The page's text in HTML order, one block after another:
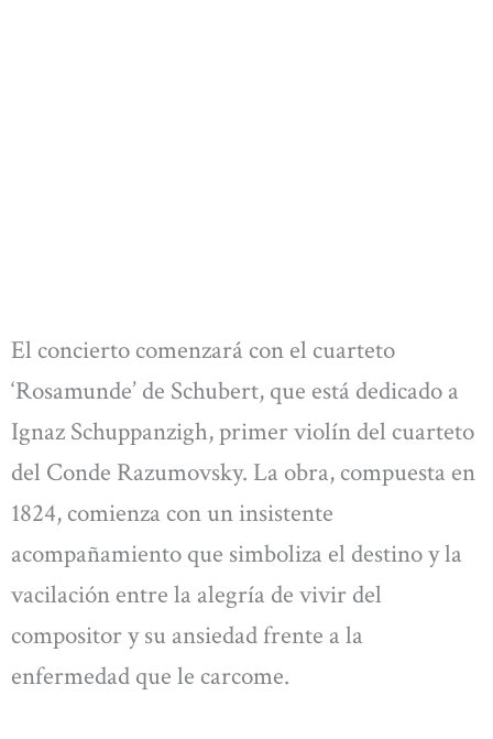
El concierto comenzará con el cuarteto
‘Rosamunde’ de Schubert, que está dedicado a
Ignaz Schuppanzigh, primer violín del cuarteto
del Conde Razumovsky. La obra, compuesta en
1824, comienza con un insistente
acompañamiento que simboliza el destino y la
vacilación entre la alegría de vivir del
compositor y su ansiedad frente a la
enfermedad que le carcome.